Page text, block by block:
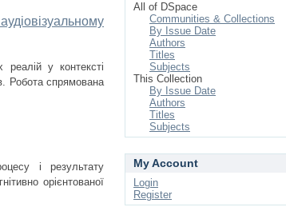
реалій у контексті
Робота спрямована
і результату
орієнтованої
All of DSpace
Communities & Collections
By Issue Date
Authors
Titles
Subjects
This Collection
By Issue Date
Authors
Titles
Subjects
My Account
Login
Register